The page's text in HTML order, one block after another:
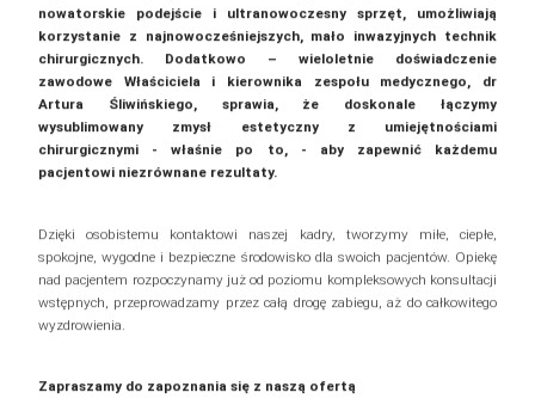
nowatorskie podejście i ultranowoczesny sprzęt, umożliwiają
korzystanie z najnowocześniejszych, mało inwazyjnych technik
chirurgicznych. Dodatkowo – wieloletnie doświadczenie
zawodowe Właściciela i kierownika zespołu medycznego, dr
Artura Śliwińskiego, sprawia, że doskonale łączymy
wysublimowany zmysł estetyczny z umiejętnościami
chirurgicznymi - właśnie po to, - aby zapewnić każdemu
pacjentowi niezrównane rezultaty.
Dzięki osobistemu kontaktowi naszej kadry, tworzymy miłe, ciepłe,
spokojne, wygodne i bezpieczne środowisko dla swoich pacjentów. Opiekę
nad pacjentem rozpoczynamy już od poziomu kompleksowych konsultacji
wstępnych, przeprowadzamy przez całą drogę zabiegu, aż do całkowitego
wyzdrowienia.
Zapraszamy do zapoznania się z naszą ofertą